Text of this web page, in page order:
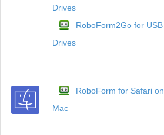
Drives
RoboForm2Go for USB
Drives
RoboForm for Safari on
Mac